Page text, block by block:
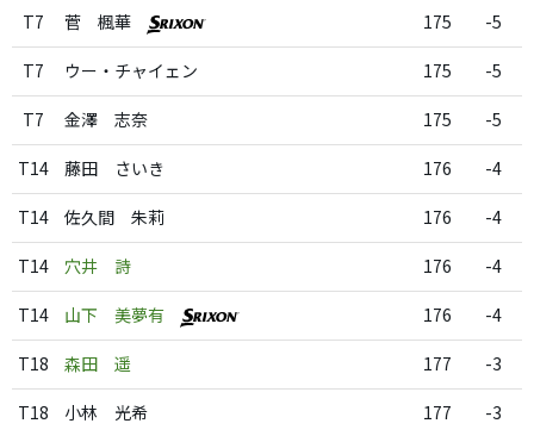
T7 菅 楓華 175 -5
T7 ウー・チャイェン 175 -5
T7 金澤 志奈 175 -5
T14 藤田 さいき 176 -4
T14 佐久間 朱莉 176 -4
T14 穴井 詩 176 -4
T14 山下 美夢有 176 -4
T18 森田 遥 177 -3
T18 小林 光希 177 -3